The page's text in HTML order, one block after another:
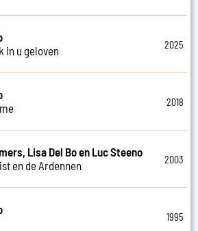
in u geloven
2025
2018
Lisa Del Bo en Luc Steeno
en de Ardennen
2003
1995